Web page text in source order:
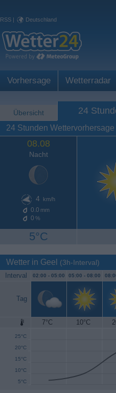
RSS | Deutschland
Vorhersage Wetterradar
Übersicht 24
24 Stunden Wettervorhersage
08.08
Nacht
4 km/h
0.0 mm
0 %
5°C
Wetter in Geel (3h-Interval)
Interval 02:00 - 05:00 05:00 - 08:00
Tag
7°C 10°C
5°C
10°C
15°C
20°C
25°C
30°C